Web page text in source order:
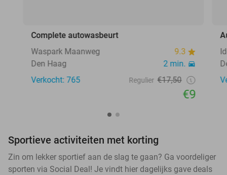
Complete autowasbeurt
Waspark Maanweg
9.3
Den Haag
2 min.
Verkocht: 765
Regulier €17,50
€9
Sportieve activiteiten met korting
Zin om lekker sportief aan de slag te gaan? Ga voordeliger
sporten via Social Deal! Je vindt hier dagelijks gave deals